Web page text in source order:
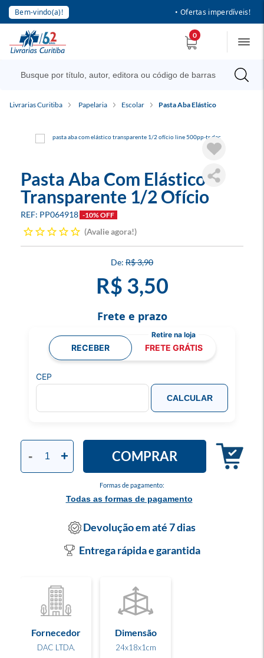
Bem-vindo(a)! • Ofertas imperdíveis!
0
Livrarias Curitiba Papelaria Escolar Pasta Aba Elástico
Pasta Aba Com Elástico
Transparente 1/2 Ofício
PP064918 -10% OFF
Avalie agora!
R$ 3,90
R$ 3,50
Formas de pagamento:
Todas as formas de pagamento
- + COMPRAR
Frete e prazo
RECEBER FRETE GRÁTIS
CEP
CALCULAR
Devolução em até 7 dias
Entrega rápida e garantida
Fornecedor
DAC LTDA.
Dimensão
24x18x1cm